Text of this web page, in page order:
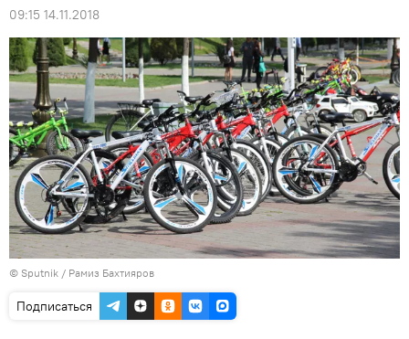
09:15 14.11.2018
© Sputnik / Рамиз Бахтияров
Подписаться